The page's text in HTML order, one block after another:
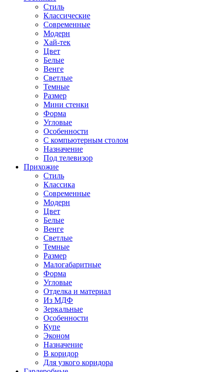
Стиль
Классические
Современные
Модерн
Хай-тек
Цвет
Белые
Венге
Светлые
Темные
Размер
Мини стенки
Форма
Угловые
Особенности
С компьютерным столом
Назначение
Под телевизор
Прихожие
Стиль
Классика
Современные
Модерн
Цвет
Белые
Венге
Светлые
Темные
Размер
Малогабаритные
Форма
Угловые
Отделка и материал
Из МДФ
Зеркальные
Особенности
Купе
Эконом
Назначение
В коридор
Для узкого коридора